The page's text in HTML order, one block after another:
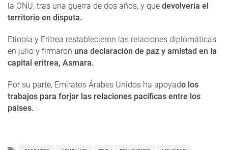
la ONU, tras una guerra de dos años, y que devolvería el
territorio en disputa.
Etiopía y Eritrea restablecieron las relaciones diplomáticas
en julio y firmaron una declaración de paz y amistad en la
capital eritrea, Asmara.
Por su parte, Emiratos Árabes Unidos ha apoyado los
trabajos para forjar las relaciones pacíficas entre los
países.